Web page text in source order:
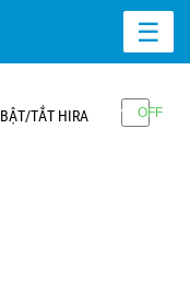
☰
BẬT/TẮT HIRA